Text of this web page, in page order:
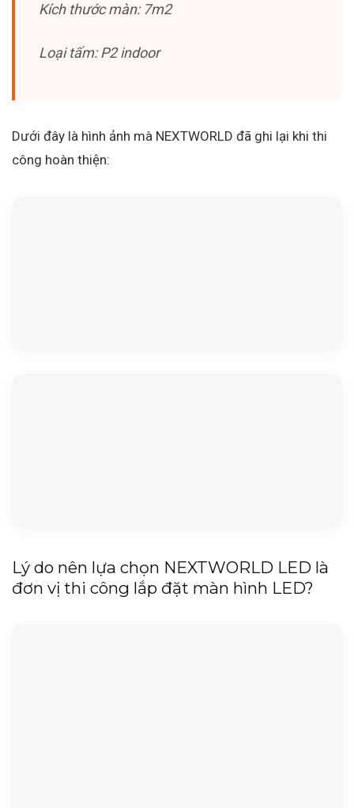
Kích thước màn: 7m2
Loại tấm: P2 indoor
Dưới đây là hình ảnh mà NEXTWORLD đã ghi lại khi thi
công hoàn thiện:
Lý do nên lựa chọn NEXTWORLD LED là
đơn vị thi công lắp đặt màn hình LED?